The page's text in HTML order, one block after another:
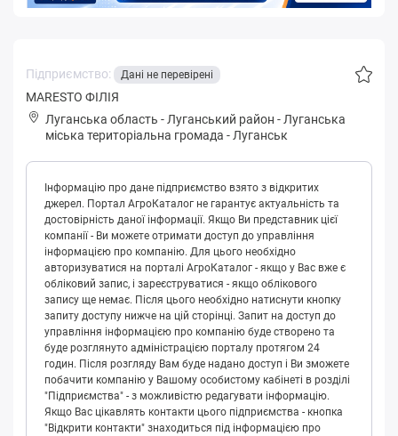
Підприємство: Дані не перевірені
MARESTO ФІЛІЯ
Луганська область - Луганський район - Лугaнськa
міська територіальна громада - Луганськ
Інформацію про дане підприємство взято з відкритих
джерел. Портал АгроКаталог не гарантує актуальність та
достовірність даної інформації. Якщо Ви представник цієї
компанії - Ви можете отримати доступ до управління
інформацією про компанію. Для цього необхідно
авторизуватися на порталі АгроКаталог - якщо у Вас вже є
обліковий запис, і зареєструватися - якщо облікового
запису ще немає. Після цього необхідно натиснути кнопку
запиту доступу нижче на цій сторінці. Запит на доступ до
управління інформацією про компанію буде створено та
буде розглянуто адміністрацією порталу протягом 24
годин. Після розгляду Вам буде надано доступ і Ви зможете
побачити компанію у Вашому особистому кабінеті в розділі
"Підприємства" - з можливістю редагувати інформацію.
Якщо Вас цікавлять контакти цього підприємства - кнопка
"Відкрити контакти" знаходиться під інформацією про